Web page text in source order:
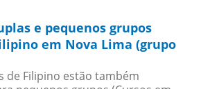
e pequenos grupos
em Nova Lima (grupo
de Filipino estão também